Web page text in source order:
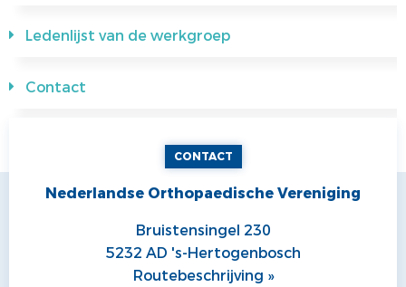
Ledenlijst van de werkgroep
Contact
CONTACT
Nederlandse Orthopaedische Vereniging
Bruistensingel 230
5232 AD 's-Hertogenbosch
Routebeschrijving »